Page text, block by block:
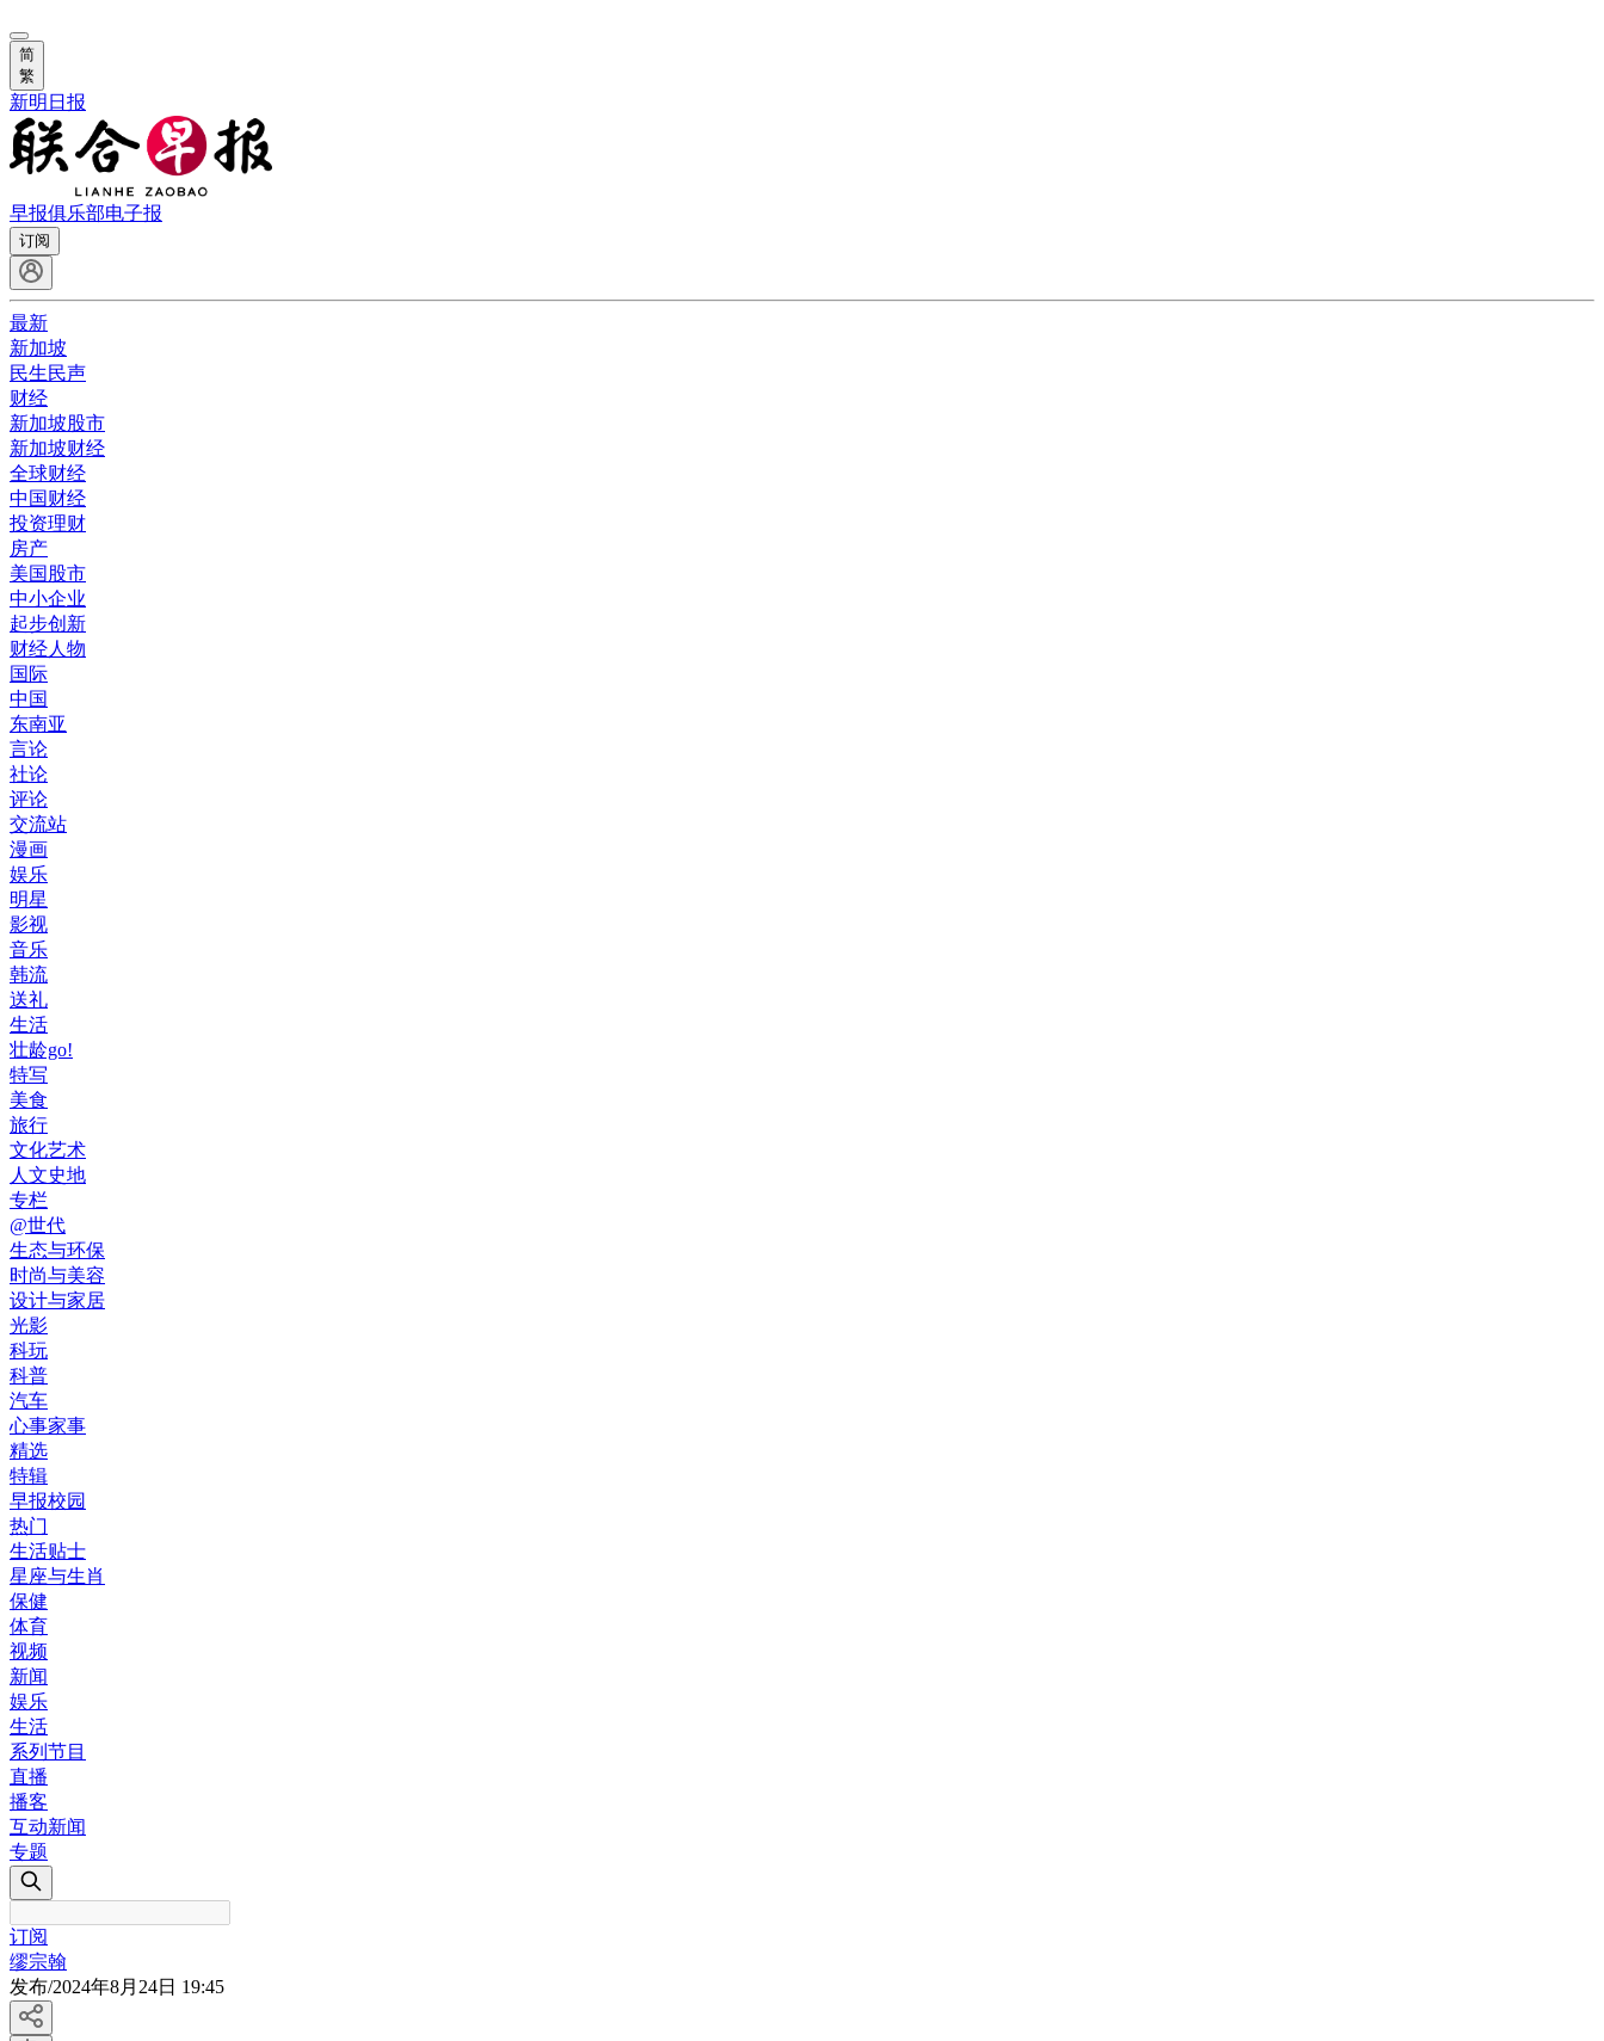
简
繁
新明日报
早报俱乐部电子报
订阅
最新
新加坡
民生民声
财经
新加坡股市
新加坡财经
全球财经
中国财经
投资理财
房产
美国股市
中小企业
起步创新
财经人物
国际
中国
东南亚
言论
社论
评论
交流站
漫画
娱乐
明星
影视
音乐
韩流
送礼
生活
壮龄go!
特写
美食
旅行
文化艺术
人文史地
专栏
@世代
生态与环保
时尚与美容
设计与家居
光影
科玩
科普
汽车
心事家事
精选
特辑
早报校园
热门
生活贴士
星座与生肖
保健
体育
视频
新闻
娱乐
生活
系列节目
直播
播客
互动新闻
专题
订阅
缪宗翰
发布/2024年8月24日 19:45